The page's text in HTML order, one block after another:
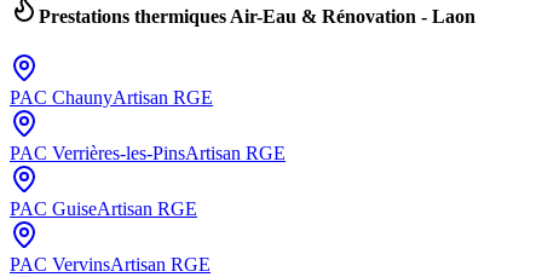
Prestations thermiques Air-Eau & Rénovation - Laon
PAC ChaunyArtisan RGE
PAC Verrières-les-PinsArtisan RGE
PAC GuiseArtisan RGE
PAC VervinsArtisan RGE